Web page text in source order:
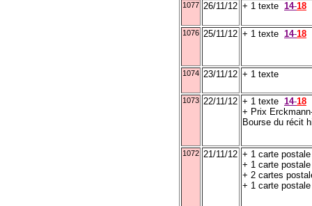
1077 26/11/12 + 1 texte 14-18
1076 25/11/12 + 1 texte 14-18
1074 23/11/12 + 1 texte
1073 22/11/12 + 1 texte 14-18
+ Prix
Bourse du récit
1072 21/11/12 + 1 carte
+ 1 carte
+ 2 cartes
+ 1 carte